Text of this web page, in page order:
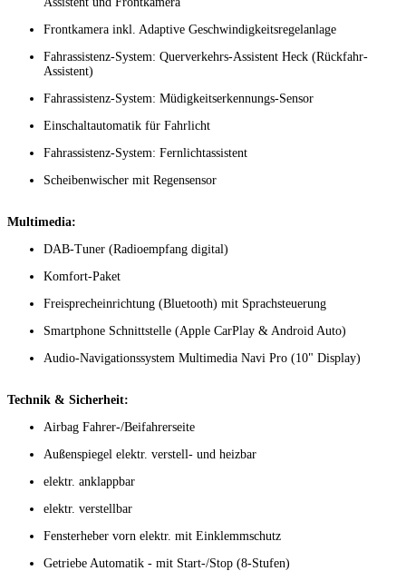
Frontkamera inkl. Adaptive Geschwindigkeitsregelanlage
Fahrassistenz-System: Querverkehrs-Assistent Heck (Rückfahr-
Assistent)
Fahrassistenz-System: Müdigkeitserkennungs-Sensor
Einschaltautomatik für Fahrlicht
Fahrassistenz-System: Fernlichtassistent
Scheibenwischer mit Regensensor
Multimedia:
DAB-Tuner (Radioempfang digital)
Komfort-Paket
Freisprecheinrichtung (Bluetooth) mit Sprachsteuerung
Smartphone Schnittstelle (Apple CarPlay & Android Auto)
Audio-Navigationssystem Multimedia Navi Pro (10" Display)
Technik & Sicherheit:
Airbag Fahrer-/Beifahrerseite
Außenspiegel elektr. verstell- und heizbar
elektr. anklappbar
elektr. verstellbar
Fensterheber vorn elektr. mit Einklemmschutz
Getriebe Automatik - mit Start-/Stop (8-Stufen)